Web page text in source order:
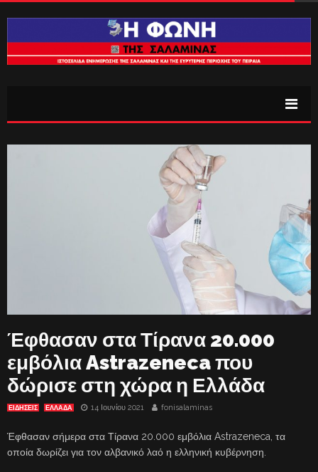
Έφθασαν στα Τίρανα 20.000
εμβόλια Astrazeneca που
δώρισε στη χώρα η Ελλάδα
ΕΙΔΗΣΕΙΣ ΕΛΛΑΔΑ 14 Ιουνίου 2021 fonisalaminas
Έφθασαν σήμερα στα Τίρανα 20.000 εμβόλια Astrazeneca, τα
οποία δωρίζει για τον αλβανικό λαό η ελληνική κυβέρνηση.